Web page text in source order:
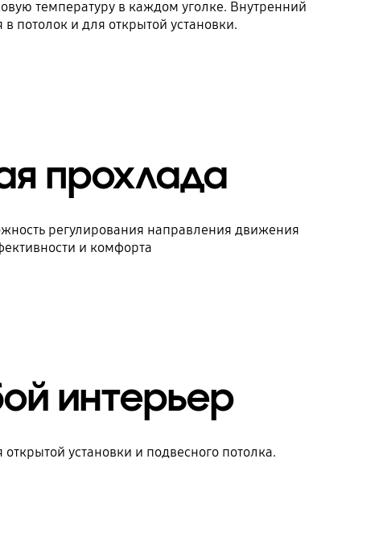
температуру в каждом уголке. Внутренний
потолок и для открытой установки.
прохлада
регулирования направления движения
и комфорта
интерьер
установки и подвесного потолка.